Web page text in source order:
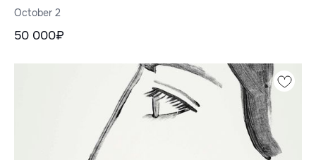
October 2
50 000₽